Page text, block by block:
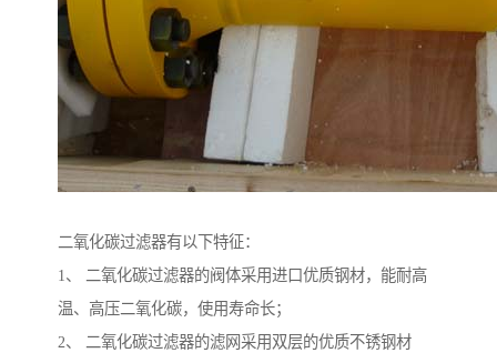
二氧化碳过滤器有以下特征：
1、 二氧化碳过滤器的阀体采用进口优质钢材，能耐高
温、高压二氧化碳，使用寿命长；
2、 二氧化碳过滤器的滤网采用双层的优质不锈钢材